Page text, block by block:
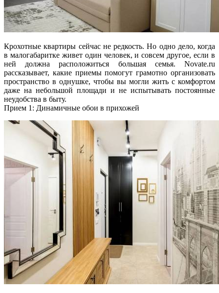
Крохотные квартиры сейчас не редкость. Но одно дело, когда
в малогабаритке живет один человек, и совсем другое, если в
ней должна расположиться большая семья. Novate.ru
рассказывает, какие приемы помогут грамотно организовать
пространство в однушке, чтобы вы могли жить с комфортом
даже на небольшой площади и не испытывать постоянные
неудобства в быту.
Прием 1: Динамичные обои в прихожей